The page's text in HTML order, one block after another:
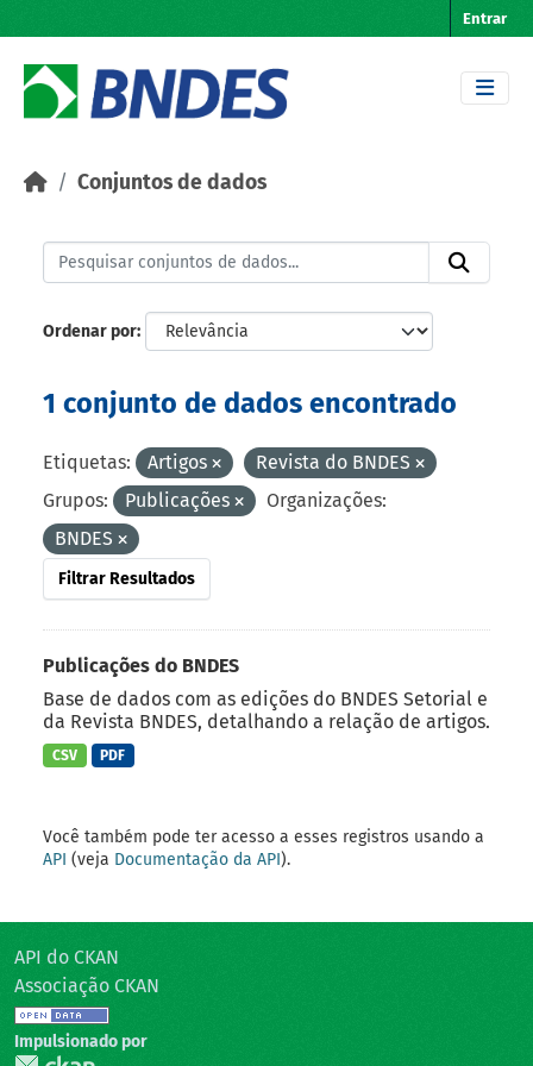
Entrar
Conjuntos de dados
Ordenar por
1 conjunto de dados encontrado
Etiquetas: Artigos
Revista do BNDES
Grupos:
Publicações
Organizações:
BNDES
Filtrar Resultados
Publicações do BNDES
Base de dados com as edições do BNDES Setorial e
da Revista BNDES, detalhando a relação de artigos.
CSV PDF
Você também pode ter acesso a esses registros usando a
API (veja Documentação da API).
API do CKAN
Associação CKAN
Impulsionado por